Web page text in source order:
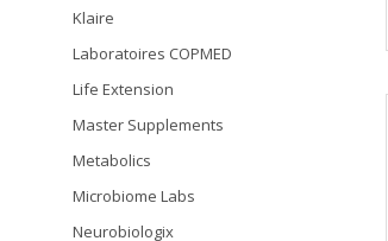
Klaire
Laboratoires COPMED
Life Extension
Master Supplements
Metabolics
Microbiome Labs
Neurobiologix